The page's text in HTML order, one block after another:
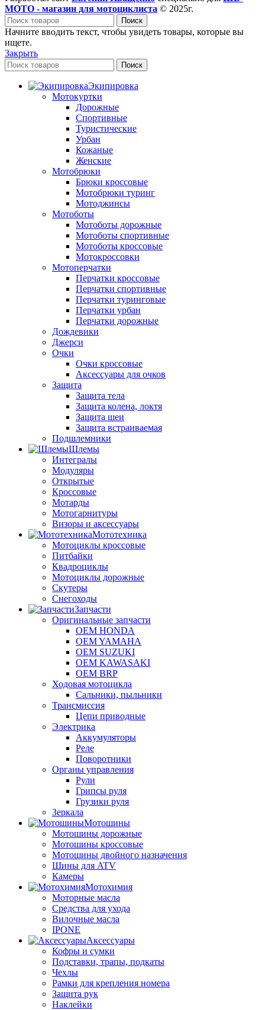
МОТО - магазин для мотоциклиста © 2025г.
Поиск
Начните вводить текст, чтобы увидеть товары, которые вы
ищете.
Закрыть
Поиск
Экипировка
Мотокуртки
Дорожные
Спортивные
Туристические
Урбан
Кожаные
Женские
Мотобрюки
Брюки кроссовые
Мотобрюки туринг
Мотоджинсы
Мотоботы
Мотоботы дорожные
Мотоботы спортивные
Мотоботы кроссовые
Мотокроссовки
Мотоперчатки
Перчатки кроссовые
Перчатки спортивные
Перчатки туринговые
Перчатки урбан
Перчатки дорожные
Дождевики
Джерси
Очки
Очки кроссовые
Аксессуары для очков
Защита
Защита тела
Защита колена, локтя
Защита шеи
Защита встраиваемая
Подшлемники
Шлемы
Интегралы
Модуляры
Открытые
Кроссовые
Мотарды
Мотогарнитуры
Визоры и аксессуары
Мототехника
Мотоциклы кроссовые
Питбайки
Квадроциклы
Мотоциклы дорожные
Скутеры
Снегоходы
Запчасти
Оригинальные запчасти
OEM HONDA
OEM YAMAHA
OEM SUZUKI
OEM KAWASAKI
OEM BRP
Ходовая мотоцикла
Сальники, пыльники
Трансмиссия
Цепи приводные
Электрика
Аккумуляторы
Реле
Поворотники
Органы управления
Рули
Грипсы руля
Грузики руля
Зеркала
Мотошины
Мотошины дорожные
Мотошины кроссовые
Мотошины двойного назначения
Шины для ATV
Камеры
Мотохимия
Моторные масла
Средства для ухода
Вилочные масла
IPONE
Аксессуары
Кофры и сумки
Подставки, трапы, подкаты
Чехлы
Рамки для крепления номера
Защита рук
Наклейки